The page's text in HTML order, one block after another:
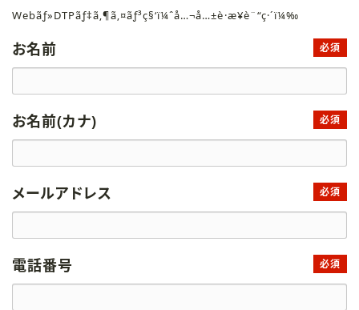
Webãƒ»DTPãƒ‡ã‚¶ã‚¤ãƒ³ç§‘ï¼ˆå…¬å…±è·æ¥­è¨“ç·´ï¼‰
お名前 必須
お名前(カナ) 必須
メールアドレス 必須
電話番号 必須